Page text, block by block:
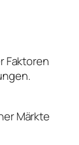
Faktoren
Märkte